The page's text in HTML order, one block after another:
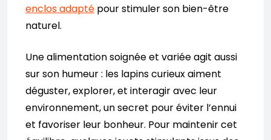
enclos adapté pour stimuler son bien-être
naturel.
Une alimentation soignée et variée agit aussi
sur son humeur : les lapins curieux aiment
déguster, explorer, et interagir avec leur
environnement, un secret pour éviter l’ennui
et favoriser leur bonheur. Pour maintenir cet